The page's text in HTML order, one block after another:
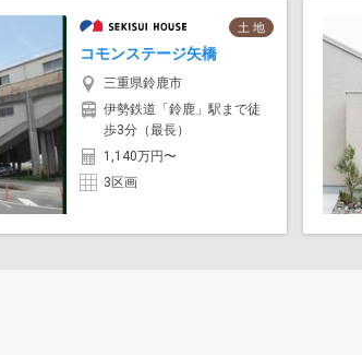
土 地
コモンステージ矢橋
三重県鈴鹿市
伊勢鉄道「鈴鹿」駅まで徒
歩3分（最長）
1,140万円〜
3区画